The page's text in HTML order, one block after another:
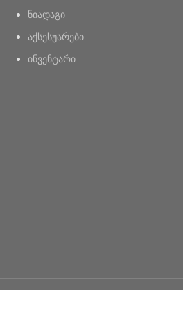
ნიადაგი
აქსესუარები
ინვენტარი